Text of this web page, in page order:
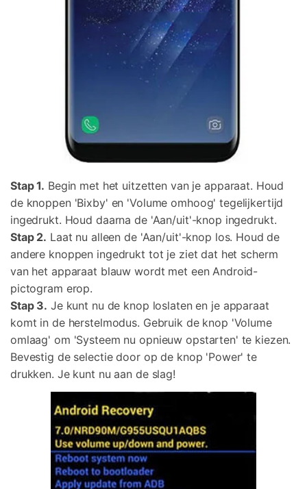
Stap 1. Begin met het uitzetten van je apparaat. Houd
de knoppen 'Bixby' en 'Volume omhoog' tegelijkertijd
ingedrukt. Houd daarna de 'Aan/uit'-knop ingedrukt.
Stap 2. Laat nu alleen de 'Aan/uit'-knop los. Houd de
andere knoppen ingedrukt tot je ziet dat het scherm
van het apparaat blauw wordt met een Android-
pictogram erop.
Stap 3. Je kunt nu de knop loslaten en je apparaat
komt in de herstelmodus. Gebruik de knop 'Volume
omlaag' om 'Systeem nu opnieuw opstarten' te kiezen.
Bevestig de selectie door op de knop 'Power' te
drukken. Je kunt nu aan de slag!